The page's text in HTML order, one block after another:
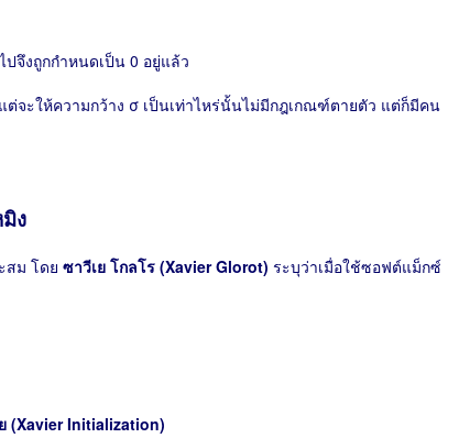
จึงถูกกำหนดเป็น 0 อยู่แล้ว
จะให้ความกว้าง σ เป็นเท่าไหร่นั้นไม่มีกฎเกณฑ์ตายตัว แต่ก็มีคน
ง
สม โดย ซาวีเย โกลโร (Xavier Glorot) ระบุว่าเมื่อใช้ซอฟต์แม็กซ์
(Xavier Initialization)